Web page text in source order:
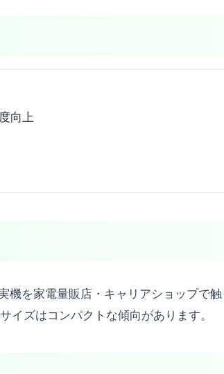
向上
を家電量販店・キャリアショップで
ズはコンパクトな傾向があります。